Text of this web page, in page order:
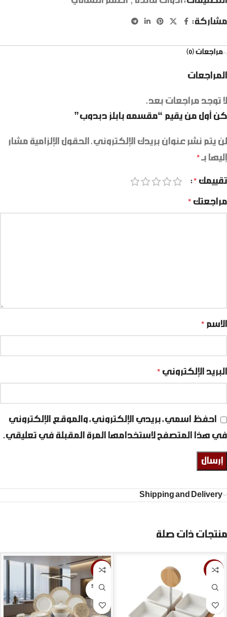
مشاركة:
مراجعات (0)
المراجعات
لا توجد مراجعات بعد.
كن أول من يقيم “مقسمه بابلز دبدوب”
لن يتم نشر عنوان بريدك الإلكتروني. الحقول الإلزامية مشار
إليها بـ *
تقييمك *
مراجعتك *
الاسم *
البريد الإلكتروني *
احفظ اسمي، بريدي الإلكتروني، والموقع الإلكتروني
في هذا المتصفح لاستخدامها المرة المقبلة في تعليقي.
Shipping and Delivery
منتجات ذات صلة
-21%
-5%
SOLD